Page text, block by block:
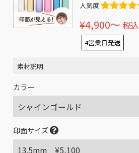
人気度
¥4,900〜 税込
4営業日発送
素材説明
カラー
印面サイズ